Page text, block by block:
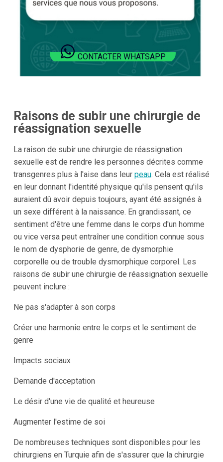
CONTACTER WHATSAPP
Raisons de subir une chirurgie de
réassignation sexuelle
La raison de subir une chirurgie de réassignation
sexuelle est de rendre les personnes décrites comme
transgenres plus à l'aise dans leur peau. Cela est réalisé
en leur donnant l'identité physique qu'ils pensent qu'ils
auraient dû avoir depuis toujours, ayant été assignés à
un sexe différent à la naissance. En grandissant, ce
sentiment d'être une femme dans le corps d'un homme
ou vice versa peut entraîner une condition connue sous
le nom de dysphorie de genre, de dysmorphie
corporelle ou de trouble dysmorphique corporel. Les
raisons de subir une chirurgie de réassignation sexuelle
peuvent inclure :
Ne pas s'adapter à son corps
Créer une harmonie entre le corps et le sentiment de
genre
Impacts sociaux
Demande d'acceptation
Le désir d'une vie de qualité et heureuse
Augmenter l'estime de soi
De nombreuses techniques sont disponibles pour les
chirurgiens en Turquie afin de s'assurer que la chirurgie